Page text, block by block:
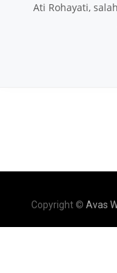
Ati Rohayati,
Copyright © Avas